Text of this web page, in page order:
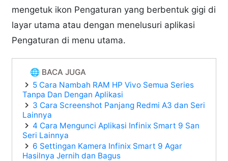
mengetuk ikon Pengaturan yang berbentuk gigi di
layar utama atau dengan menelusuri aplikasi
Pengaturan di menu utama.
🌐 BACA JUGA
5 Cara Nambah RAM HP Vivo Semua Series
Tanpa Dan Dengan Aplikasi
3 Cara Screenshot Panjang Redmi A3 dan Seri
Lainnya
4 Cara Mengunci Aplikasi Infinix Smart 9 San
Seri Lainnya
6 Settingan Kamera Infinix Smart 9 Agar
Hasilnya Jernih dan Bagus